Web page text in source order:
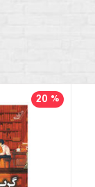
20 %